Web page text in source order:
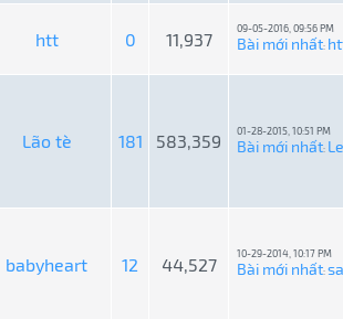
htt 0 11,937
09-05-2016, 09:56 PM
Bài mới nhất:
Lão tè 181 583,359 01-28-2015, 10:51 PM
Bài mới nhất:
babyheart 12 44,527
10-29-2014, 10:17 PM
Bài mới nhất: